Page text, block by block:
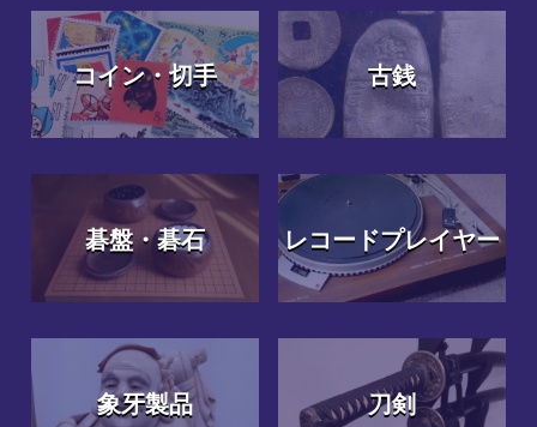
コイン・切手 古銭
碁盤・碁石 レコードプレイヤー
象牙製品 刀剣